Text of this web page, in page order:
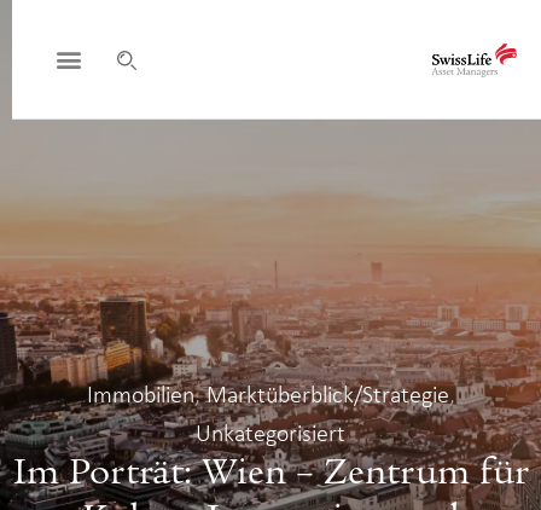
Immobilien,Marktüberblick/Strategie,
Unkategorisiert
Im Porträt: Wien – Zentrum für